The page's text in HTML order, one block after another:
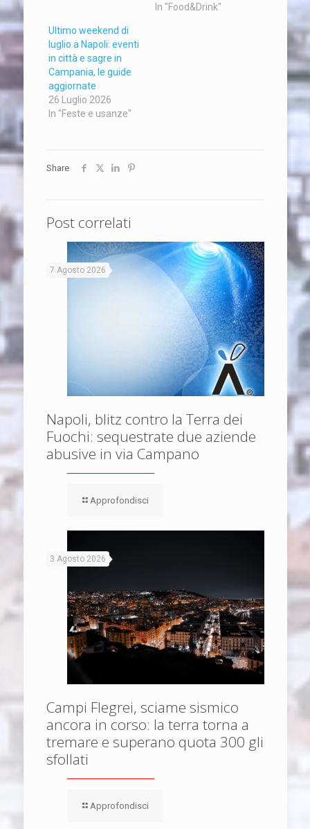
In "Food&Drink"
Ultimo weekend di
luglio a Napoli: eventi
in città e sagre in
Campania, le guide
aggiornate
26 Luglio 2026
In "Feste e usanze"
Share
Post correlati
7 Agosto 2026
Napoli, blitz contro la Terra dei
Fuochi: sequestrate due aziende
abusive in via Campano
Approfondisci
3 Agosto 2026
Campi Flegrei, sciame sismico
ancora in corso: la terra torna a
tremare e superano quota 300 gli
sfollati
Approfondisci